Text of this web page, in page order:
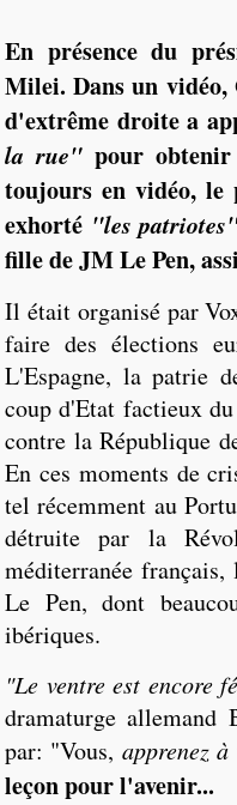
En présence du
Milei. Dans un
d'extrême droite a
la rue" pour
toujours en vidéo,
exhorté "les
fille de JM Le Pen,
Il était organisé par
faire des élections
L'Espagne, la patrie
coup d'Etat factieux
contre la République
En ces moments de
tel récemment au
détruite par la
méditerranée
Le Pen, dont
ibériques.
"Le ventre est encore
dramaturge allemand
par: "Vous, apprenez
leçon pour l'avenir...